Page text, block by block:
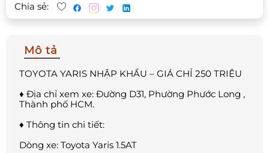
Chia sẻ:
Mô tả
TOYOTA YARIS NHẬP KHẨU – GIÁ CHỈ 250 TRIỆU
♦ Địa chỉ xem xe: Đường D31, Phường Phước Long ,
Thành phố HCM.
♦ Thông tin chi tiết:
Dòng xe: Toyota Yaris 1.5AT